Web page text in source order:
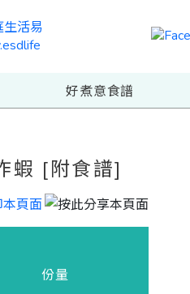
好煮意食譜
蝦 [附食譜]
份量